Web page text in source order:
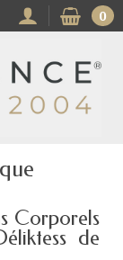
0
Corporels
de